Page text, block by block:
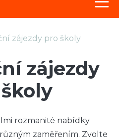
zájezdy pro školy
zájezdy
rozmanité nabídky
zaměřením. Zvolte